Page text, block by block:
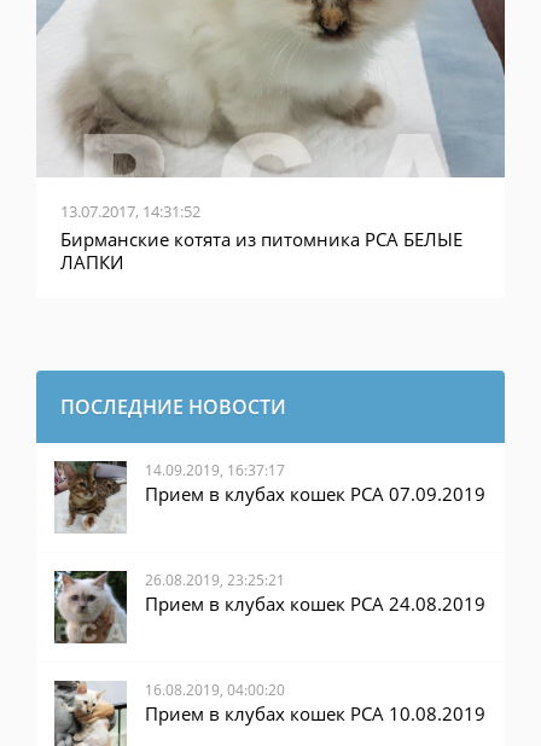
13.07.2017, 14:31:52
Бирманские котята из питомника PCA БЕЛЫЕ
ЛАПКИ
ПОСЛЕДНИЕ НОВОСТИ
14.09.2019, 16:37:17
Прием в клубах кошек PCA 07.09.2019
26.08.2019, 23:25:21
Прием в клубах кошек PCA 24.08.2019
16.08.2019, 04:00:20
Прием в клубах кошек PCA 10.08.2019